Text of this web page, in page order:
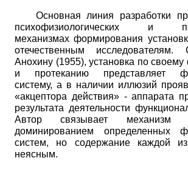
Основная линия разработки
психофизиологических и
механизмах формирования
отечественным исследователям.
Анохину (1955), установка по
и протеканию представляет
систему, а в наличии иллюзий
«акцептора действия» - аппарата
результата деятельности
Автор связывает механизм
доминированием определенных
систем, но содержание каждой
неясным.